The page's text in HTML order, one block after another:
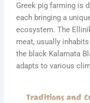
Greek pig farming is
each bringing a
ecosystem. The
meat, usually
the black Kalamata
adapts to various
Traditions and